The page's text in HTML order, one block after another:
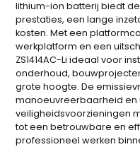
lithium-ion batterij biedt
prestaties, een lange
kosten. Met een
werkplatform en een
ZS1414AC-Li ideaal voor
onderhoud,
grote hoogte. De
manoeuvreerbaarheid en
veiligheidsvoorzieningen
tot een betrouwbare en
professioneel werken